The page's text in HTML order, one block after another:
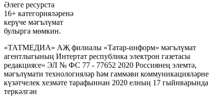
Әлеге ресурста
16+ категорияләренә
керүче мәгълүмат
булырга мөмкин.
«ТАТМЕДИА» АҖ филиалы «Татар-информ» мәгълүмат
агентлыгының Интертат республика электрон газетасы
редакциясе» ЭЛ № ФС 77 - 77652 2020 Россиянең элемтә,
мәгълүмати технологияләр һәм гаммәви коммуникацияләрне
күзәтчелек хезмәте тарафыннан 2020 елның 17 гыйнварында
теркәлгән